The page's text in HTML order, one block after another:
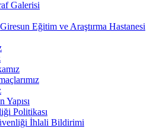
Galerisi
Giresun Eğitim ve Araştırma Hastanesi
Yapısı
Politikası
İhlali Bildirimi